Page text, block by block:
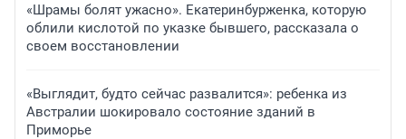
«Шрамы болят ужасно». Екатеринбурженка, которую
облили кислотой по указке бывшего, рассказала о
своем восстановлении
«Выглядит, будто сейчас развалится»: ребенка из
Австралии шокировало состояние зданий в
Приморье